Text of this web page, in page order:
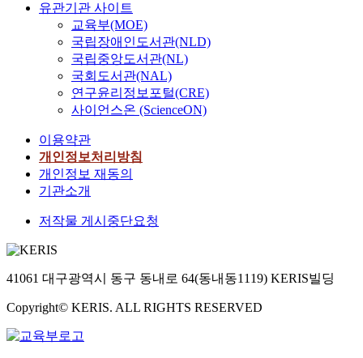
유관기관 사이트
교육부(MOE)
국립장애인도서관(NLD)
국립중앙도서관(NL)
국회도서관(NAL)
연구윤리정보포털(CRE)
사이언스온 (ScienceON)
이용약관
개인정보처리방침
개인정보 재동의
기관소개
저작물 게시중단요청
41061 대구광역시 동구 동내로 64(동내동1119) KERIS빌딩
Copyright© KERIS. ALL RIGHTS RESERVED